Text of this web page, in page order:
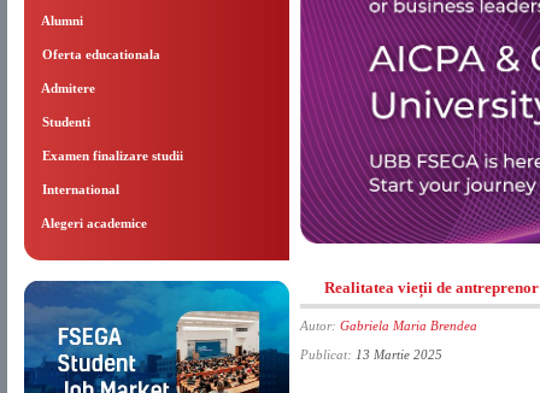
Alumni
Oferta educationala
Admitere
Studenti
Examen finalizare studii
International
Alegeri academice
Realitatea vieții de antreprenor
Autor: Gabriela Maria Brendea
Publicat: 13 Martie 2025